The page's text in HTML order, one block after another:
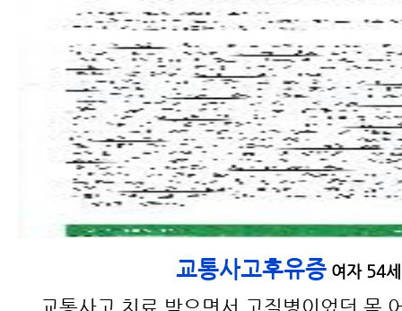
교통사고후유증여자 54세